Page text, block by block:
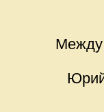
Между